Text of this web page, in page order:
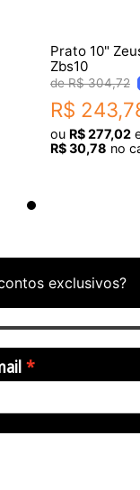
Prato 10"
Zbs10
R$ 304,72
R$ 243,
ou R$277,02
R$30,78 no
exclusivos?